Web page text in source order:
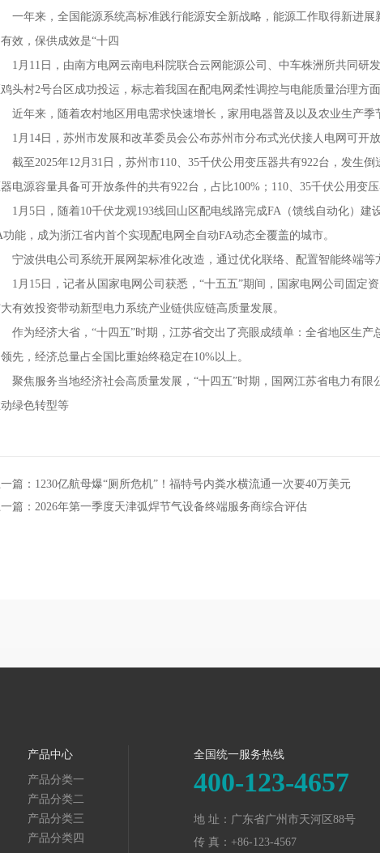
来，全国能源系统高标准践行能源安全新战略，能源工作取得新进展
效，保供成效是“十四
11日，由南方电网云南电科院联合云网能源公司、中车株洲所共同研
头村2号台区成功投运，标志着我国在配电网柔性调控与电能质量治理方面
来，随着农村地区用电需求快速增长，家用电器普及以及农业生产季
14日，苏州市发展和改革委员会公布苏州市分布式光伏接人电网可开放
2025年12月31日，苏州市110、35千伏公用变压器共有922台，发生倒
电源容量具备可开放条件的共有922台，占比100%；110、35千伏公用变
5日，随着10千伏龙观193线回山区配电线路完成FA（馈线自动化）建
功能，成为浙江省内首个实现配电网全自动FA动态全覆盖的城市。
供电公司系统开展网架标准化改造，通过优化联络、配置智能终端等
15日，记者从国家电网公司获悉，“十五五”期间，国家电网公司固定资
有效投资带动新型电力系统产业链供应链高质量发展。
经济大省，“十四五”时期，江苏省交出了亮眼成绩单：全省地区生产
先，经济总量占全国比重始终稳定在10%以上。
服务当地经济社会高质量发展，“十四五”时期，国网江苏省电力有限
绿色转型等
篇：1230亿航母爆“厕所危机”！福特号内粪水横流通一次要40万美元
篇：2026年第一季度天津弧焊节气设备终端服务商综合评估
产品中心
产品分类一
产品分类二
产品分类三
产品分类四
全国统一服务热线
400-123-4657
地 址：广东省广州市天河区88号
传 真：+86-123-4567